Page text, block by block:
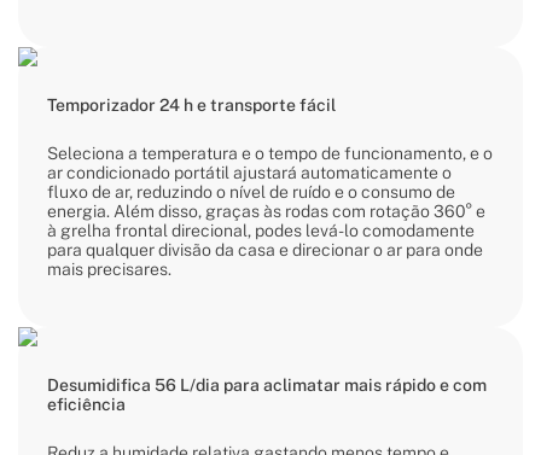
Temporizador 24 h e transporte fácil
Seleciona a temperatura e o tempo de funcionamento, e o
ar condicionado portátil ajustará automaticamente o
fluxo de ar, reduzindo o nível de ruído e o consumo de
energia. Além disso, graças às rodas com rotação 360° e
à grelha frontal direcional, podes levá-lo comodamente
para qualquer divisão da casa e direcionar o ar para onde
mais precisares.
Desumidifica 56 L/dia para aclimatar mais rápido e com
eficiência